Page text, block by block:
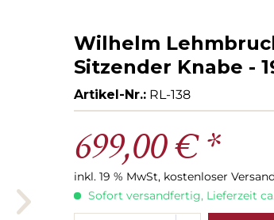
Wilhelm
Sitzender Knabe -
Artikel-Nr.: RL-138
699,00 € *
inkl. 19 % MwSt, kostenloser
Sofort versandfertig, Lieferzeit